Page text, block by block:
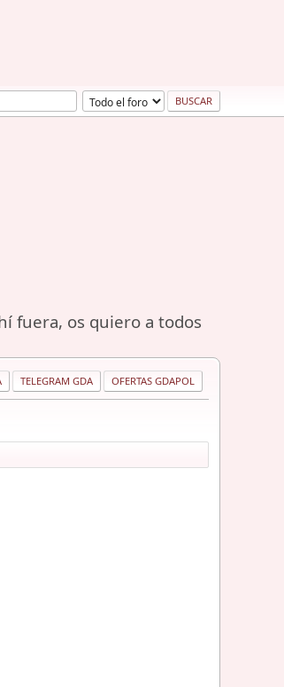
fuera, os quiero a todos
TELEGRAM GDA OFERTAS GDAPOL